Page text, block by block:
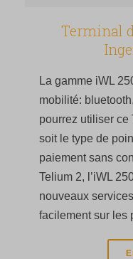
Terminal
La gamme iWL
mobilité:
pourrez utiliser ce
soit le type de
paiement sans
Telium 2, l’iWL
nouveaux
facilement sur les